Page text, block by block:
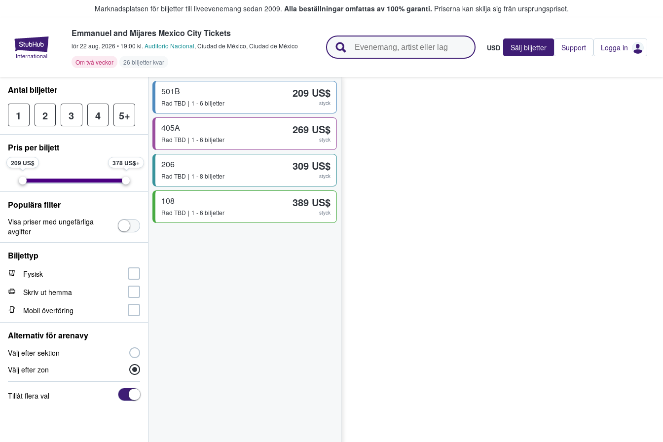
Marknadsplatsen för biljetter till liveevenemang sedan 2009. Alla beställningar omfattas av 100% garanti. Priserna kan skilja sig från ursprungspriset.
StubHub – där fans köper och säljer biljetter.
Emmanuel and Mijares Mexico City Tickets
lör 22 aug. 2026 • 19:00 kl. Auditorio Nacional, Ciudad de México, Ciudad de México
Om två veckor
26 biljetter kvar
USD Sälj biljetter Support Logga in
501B
Rad TBD 1 - 6 biljetter
209 US$
styck
405A
Rad TBD 1 - 6 biljetter
269 US$
styck
206
Rad TBD 1 - 8 biljetter
309 US$
styck
108
Rad TBD 1 - 6 biljetter
389 US$
styck
Antal biljetter
1 2 3 4 5+
Pris per biljett
209 US$ 378 US$
Populära filter
Visa priser med ungefärliga
avgifter
Biljettyp
Fysisk
Skriv ut hemma
Mobil överföring
Alternativ för arenavy
Välj efter sektion
Välj efter zon
Tillåt flera val